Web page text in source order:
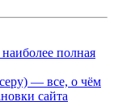
полная
— все, о чём
сайта